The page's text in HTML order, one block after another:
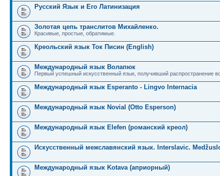
Русский Язык и Его Латинизация
Золотая цепь транслитов Михайленко.
Красивые, простые, обратимые.
Креольский язык Ток Писин (English)
Международный язык Волапюк
Первый успешный искусственный язык, получивший распространение
Международный язык Esperanto - Lingvo Internacia
Международный язык Novial (Otto Esperson)
Международный язык Elefen (романский креол)
Искусственный межславянский язык. Interslavic.
Международный язык Kotava (априорный)